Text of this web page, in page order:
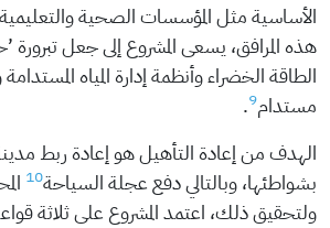
الأساسية مثل المؤسسات الصحية والتعليمية
هذه المرافق، يسعى المشروع إلى جعل تبرورة
الطاقة الخضراء وأنظمة إدارة المياه
مستدام9
.
الهدف من إعادة التأهيل هو إعادة ربط
بشواطئها، وبالتالي دفع عجلة السياحة10
ولتحقيق ذلك، اعتمد المشروع على ثلاثة